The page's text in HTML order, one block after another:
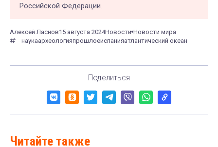
Российской Федерации.
Алексей Ласнов15 августа 2024Новости Новости мира
наукаархеологияпрошлоеиспанияатлантический океан
Поделиться
Читайте также